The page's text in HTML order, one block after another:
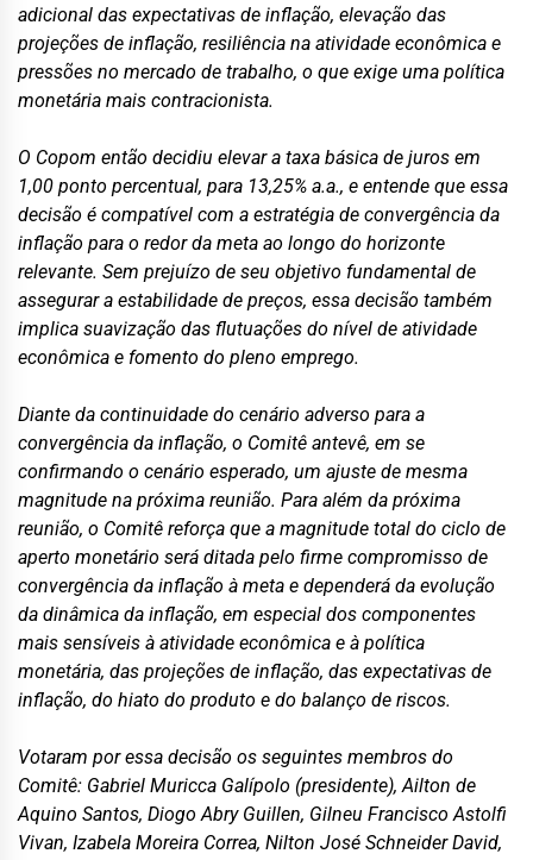
adicional das expectativas de inflação, elevação das
projeções de inflação, resiliência na atividade econômica e
pressões no mercado de trabalho, o que exige uma política
monetária mais contracionista.
O Copom então decidiu elevar a taxa básica de juros em
1,00 ponto percentual, para 13,25% a.a., e entende que essa
decisão é compatível com a estratégia de convergência da
inflação para o redor da meta ao longo do horizonte
relevante. Sem prejuízo de seu objetivo fundamental de
assegurar a estabilidade de preços, essa decisão também
implica suavização das flutuações do nível de atividade
econômica e fomento do pleno emprego.
Diante da continuidade do cenário adverso para a
convergência da inflação, o Comitê antevê, em se
confirmando o cenário esperado, um ajuste de mesma
magnitude na próxima reunião. Para além da próxima
reunião, o Comitê reforça que a magnitude total do ciclo de
aperto monetário será ditada pelo firme compromisso de
convergência da inflação à meta e dependerá da evolução
da dinâmica da inflação, em especial dos componentes
mais sensíveis à atividade econômica e à política
monetária, das projeções de inflação, das expectativas de
inflação, do hiato do produto e do balanço de riscos.
Votaram por essa decisão os seguintes membros do
Comitê: Gabriel Muricca Galípolo (presidente), Ailton de
Aquino Santos, Diogo Abry Guillen, Gilneu Francisco Astolfi
Vivan, Izabela Moreira Correa, Nilton José Schneider David,